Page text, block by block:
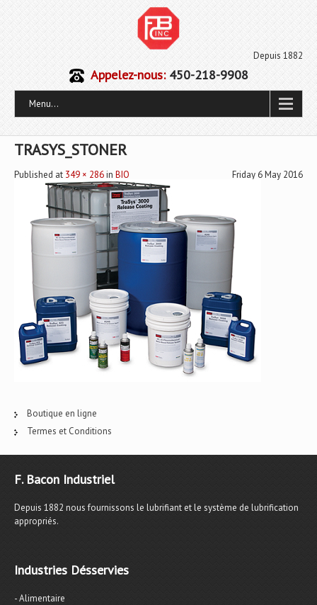
Depuis 1882
Appelez-nous:450-218-9908
Menu...
TRASYS_STONER
Published Friday 6 May 2016
at 349 × 286in BIO
Boutique en ligne
Termes et Conditions
F. Bacon Industriel
Depuis 1882 nous fournissons le lubrifiant et le système de lubrification
appropriés.
Industries Désservies
- Alimentaire